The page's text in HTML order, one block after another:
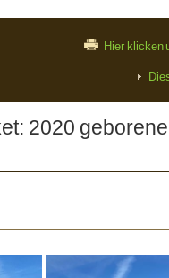
Hier klicken
2020